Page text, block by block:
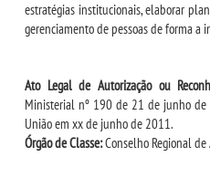
LOGIN
WEBMAIL
PORTAL DE ALUNOS
estratégias institucionais, elaborar
gerenciamento de pessoas de forma a
Ato Legal de Autorização ou
Ministerial nº 190 de 21 de junho
União em xx de junho de 2011.
Órgão de Classe:Conselho Regional